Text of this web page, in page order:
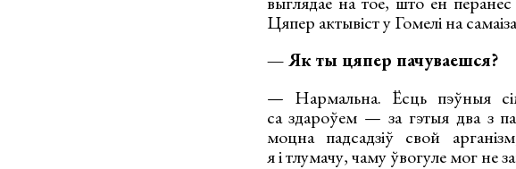
Цяпер актывіст у Гомелі на
— Як ты цяпер пачуваешся?
— Нармальна. Ёсць пэўныя
са здароўем — за гэтыя два з
моцна падсадзіў свой
я і тлумачу, чаму ўвогуле мог не